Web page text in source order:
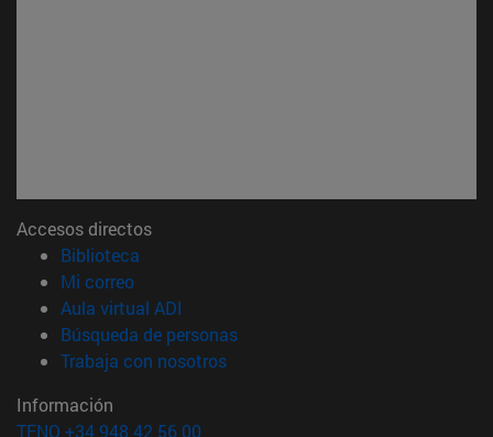
Accesos directos
Biblioteca
Mi correo(abre en nueva ventana)
Aula virtual ADI
Búsqueda de personas(abre en nueva ventana)
Trabaja con nosotros(abre en nueva ventana)
Información
TFNO +34 948 42 56 00